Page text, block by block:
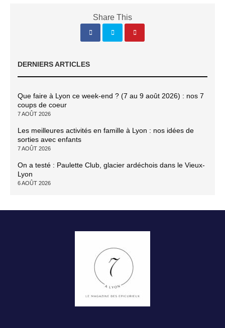
Share This
DERNIERS ARTICLES
Que faire à Lyon ce week-end ? (7 au 9 août 2026) : nos 7
coups de coeur
7 AOÛT 2026
Les meilleures activités en famille à Lyon : nos idées de
sorties avec enfants
7 AOÛT 2026
On a testé : Paulette Club, glacier ardéchois dans le Vieux-
Lyon
6 AOÛT 2026